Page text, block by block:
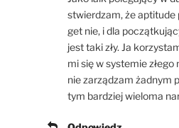
stwierdzam, że aptitude
get nie, i dla
jest taki zły. Ja
mi się w systemie złego
nie zarządzam żadnym
tym bardziej wieloma